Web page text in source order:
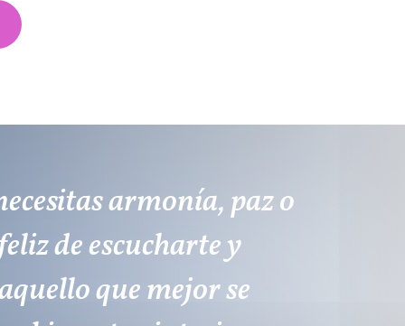
armonía, paz o
de escucharte y
que mejor se